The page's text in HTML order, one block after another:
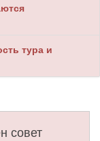
тура и
совет